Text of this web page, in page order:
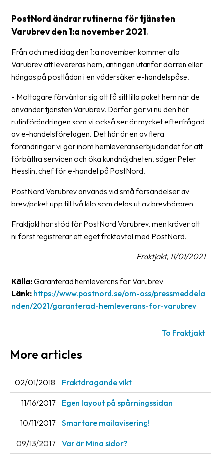
Downloads
scanner
Support
About
the
company
About
Fraktjakt
Media
Coworkers
&
career
Contact
us
Terms
and
Privacy
Prohibited
and
content
PostNord ändrar rutinerna för tjänsten
Varubrev den 1:a november 2021.
Från och med idag den 1:a november kommer alla
Varubrev att levereras hem, antingen utanför dörren eller
hängas på postlådan i en vädersäker e-handelspåse.
- Mottagare förväntar sig att få sitt lilla paket hem när de
använder tjänsten Varubrev. Därför gör vi nu den här
rutinförändringen som vi också ser är mycket efterfrågad
av e-handelsföretagen. Det här är en av flera
förändringar vi gör inom hemleveranserbjudandet för att
förbättra servicen och öka kundnöjdheten, säger Peter
Hesslin, chef för e-handel på PostNord.
PostNord Varubrev används vid små försändelser av
brev/paket upp till två kilo som delas ut av brevbäraren.
Fraktjakt har stöd för PostNord Varubrev, men kräver att
ni först registrerar ett eget fraktavtal med PostNord.
Fraktjakt, 11/01/2021
Källa:Garanterad hemleverans för Varubrev
Länk: https://www.postnord.se/om-oss/pressmeddela
nden/2021/garanterad-hemleverans-for-varubrev
To Fraktjakt
More articles
02/01/2018 Fraktdragande vikt
11/16/2017 Egen layout på spårningssidan
10/11/2017 Smartare mailavisering!
09/13/2017 Var är Mina sidor?